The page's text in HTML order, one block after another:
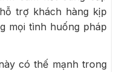
trợ khách hàng kịp
mọi tình huống pháp
có thế mạnh trong